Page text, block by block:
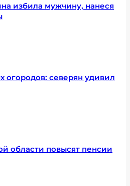
избила мужчину, нанеся
огородов: северян удивил
области повысят пенсии